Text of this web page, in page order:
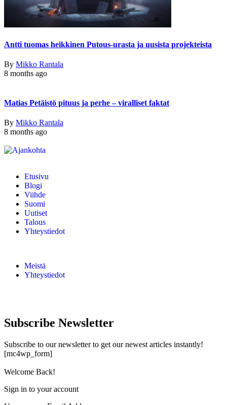
Antti tuomas heikkinen Putous-urasta ja uusista projekteista
By Mikko Rantala
8 months ago
Matias Petäistö pituus ja perhe – viralliset faktat
By Mikko Rantala
8 months ago
Etusivu
Blogi
Viihde
Suomi
Uutiset
Talous
Yhteystiedot
Meistä
Yhteystiedot
Subscribe Newsletter
Subscribe to our newsletter to get our newest articles instantly!
[mc4wp_form]
Welcome Back!
Sign in to your account